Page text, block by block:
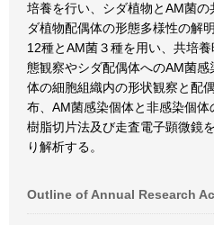
培養を行い、シダ植物とAM菌
ダ植物配偶体の形態多様性の解
12種とAM菌３種を用い、共培
態観察やシダ配偶体へのAM菌
体の細胞組織内の形状観察と配
布、AM菌感染個体と非感染個
樹脂切片法及び走査電子顕微鏡
り解析する。
Outline of Annual Research